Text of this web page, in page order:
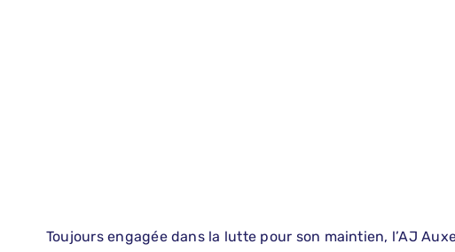
Toujours engagée dans la lutte pour son maintien, l’AJ